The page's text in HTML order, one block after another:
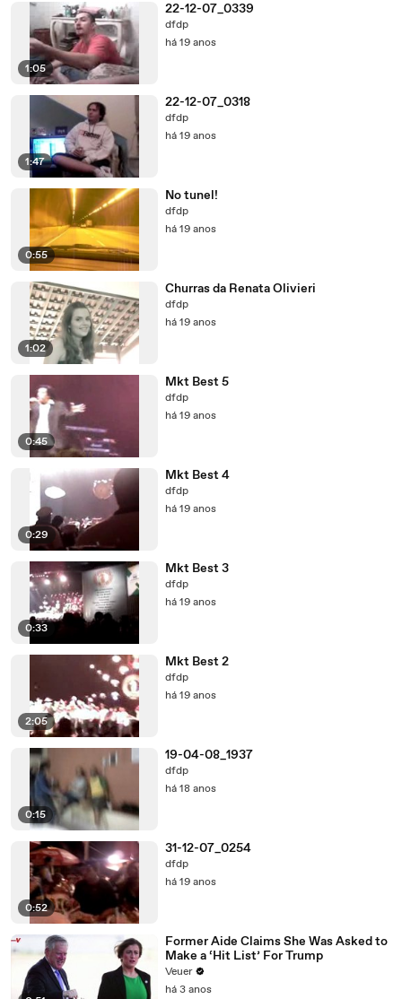
1:05
22-12-07_0339
dfdp
há 19 anos
1:47
22-12-07_0318
dfdp
há 19 anos
0:55
No tunel!
dfdp
há 19 anos
1:02
Churras da Renata Olivieri
dfdp
há 19 anos
0:45
Mkt Best 5
dfdp
há 19 anos
0:29
Mkt Best 4
dfdp
há 19 anos
0:33
Mkt Best 3
dfdp
há 19 anos
2:05
Mkt Best 2
dfdp
há 19 anos
0:15
19-04-08_1937
dfdp
há 18 anos
0:52
31-12-07_0254
dfdp
há 19 anos
Former Aide Claims She Was Asked to
Make a ‘Hit List’ For Trump
Veuer
há 3 anos